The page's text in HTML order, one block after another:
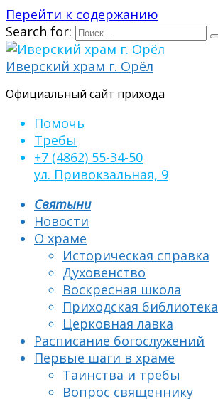
Перейти к содержанию
Search for:
Иверский храм г. Орёл
Официальный сайт прихода
Помочь
Требы
+7 (4862) 55-34-50
ул. Привокзальная, 9
Святыни
Новости
О храме
Историческая справка
Духовенство
Воскресная школа
Приходская библиотека
Церковная лавка
Расписание богослужений
Первые шаги в храме
Таинства и требы
Вопрос священнику